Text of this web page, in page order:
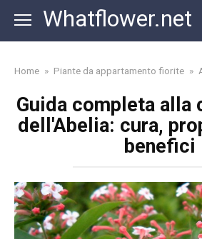
content
Whatflower.net
Home » Piante da appartamento fiorite »
Guida completa alla
dell'Abelia: cura,
benefici